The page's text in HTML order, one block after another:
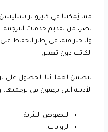
مما يُمكننا في كايرو
نصر، من تقديم خدمات الترجمة
والاحترافية، في إطار الحفاظ
الكاتب دون تغيير.
لنضمن لعملائنا الحصول على
الأدبية التي يرغبون في
النصوص النثرية.
الروايات.